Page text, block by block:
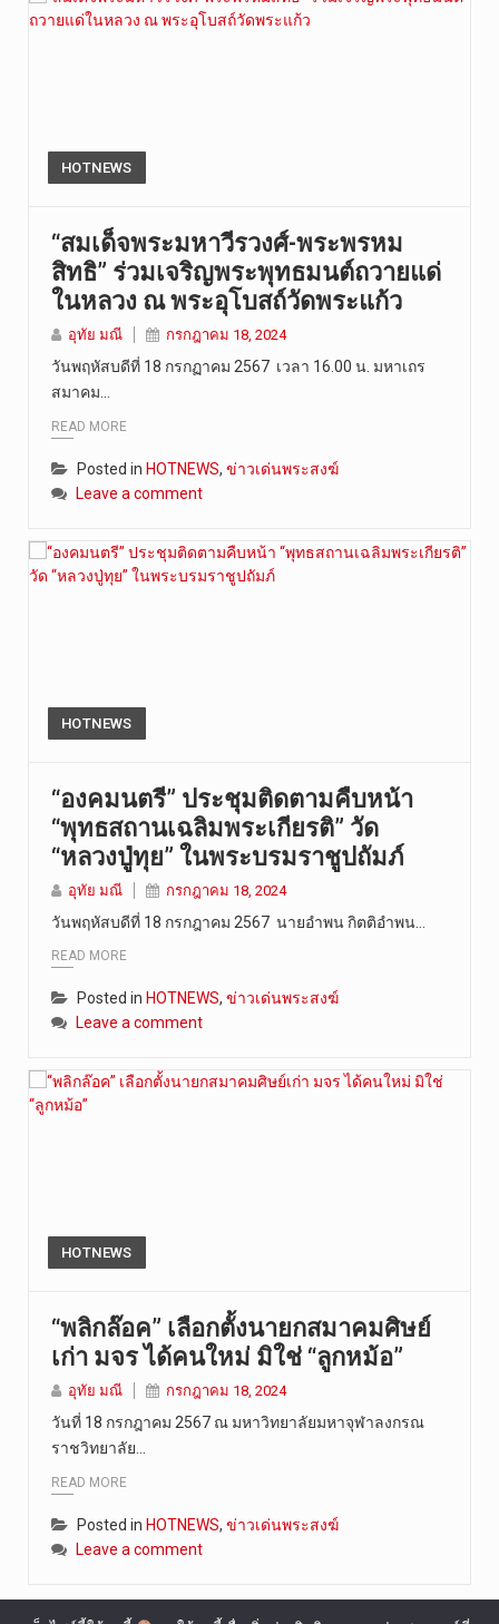
HOTNEWS
“สมเด็จพระมหาวีรวงศ์-พระพรหม
สิทธิ” ร่วมเจริญพระพุทธมนต์ถวายแด่
ในหลวง ณ พระอุโบสถ์วัดพระแก้ว
อุทัย มณี กรกฎาคม 18, 2024
วันพฤหัสบดีที่ 18 กรกฏาคม 2567 เวลา 16.00 น. มหาเถร
สมาคม…
READ MORE
Posted in HOTNEWS, ข่าวเด่นพระสงฆ์
Leave a comment
HOTNEWS
“องคมนตรี” ประชุมติดตามคืบหน้า
“พุทธสถานเฉลิมพระเกียรติ” วัด
“หลวงปู่ทุย” ในพระบรมราชูปถัมภ์
อุทัย มณี กรกฎาคม 18, 2024
วันพฤหัสบดีที่ 18 กรกฎาคม 2567 นายอำพน กิตติอำพน…
READ MORE
Posted in HOTNEWS, ข่าวเด่นพระสงฆ์
Leave a comment
HOTNEWS
“พลิกล๊อค” เลือกตั้งนายกสมาคมศิษย์
เก่า มจร ได้คนใหม่ มิใช่ “ลูกหม้อ”
อุทัย มณี กรกฎาคม 18, 2024
วันที่ 18 กรกฎาคม 2567 ณ มหาวิทยาลัยมหาจุฬาลงกรณ
ราชวิทยาลัย…
READ MORE
Posted in HOTNEWS, ข่าวเด่นพระสงฆ์
Leave a comment